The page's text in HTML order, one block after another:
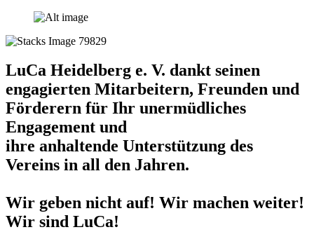
LuCa Heidelberg e. V. dankt seinen
engagierten Mitarbeitern, Freunden und
Förderern für Ihr unermüdliches
Engagement und
ihre anhaltende Unterstützung des
Vereins in all den Jahren.
Wir geben nicht auf! Wir machen weiter!
Wir sind LuCa!